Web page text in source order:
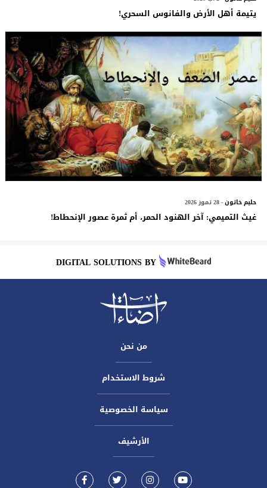
يتيمة أهل الأرض والفانوس السحري!
حليم خاتون- 28 تموز 2026
غيث التميمي: آخر الهنود الحمر، أم ثمرة عصور الإنحطاط!
DIGITAL SOLUTIONS BY
من نحن
شروط الاستخدام
سياسة الخصوصية
الأرشيف